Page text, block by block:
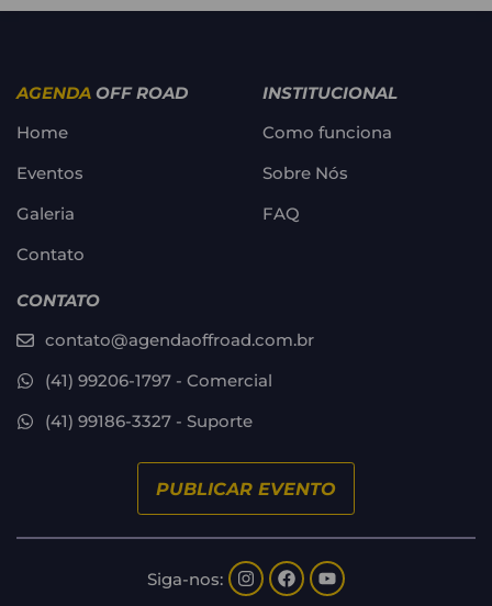
AGENDA OFF ROAD
Home
Eventos
Galeria
Contato
INSTITUCIONAL
Como funciona
Sobre Nós
FAQ
CONTATO
contato@agendaoffroad.com.br
(41) 99206-1797 - Comercial
(41) 99186-3327 - Suporte
PUBLICAR EVENTO
Siga-nos: